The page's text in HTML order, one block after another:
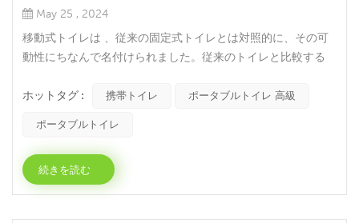
May 25 , 2024
移動式トイレは 、従来の固定式トイレとは対照的に、その可
動性にちなんで名付けられました。従来のトイレと比較する
も制限されず、軽量構造と合理的なカラーマッチングを備えて
ティ、大規模な建設現場、広場、人口密集した公共の場所、賑
やかな商店街などに適しています。移動式公衆トイレは、持ち
運びが可能...
ホットタグ : 携帯トイレ ポータブルトイレ 高級
ポータブルトイレ
続きを読む